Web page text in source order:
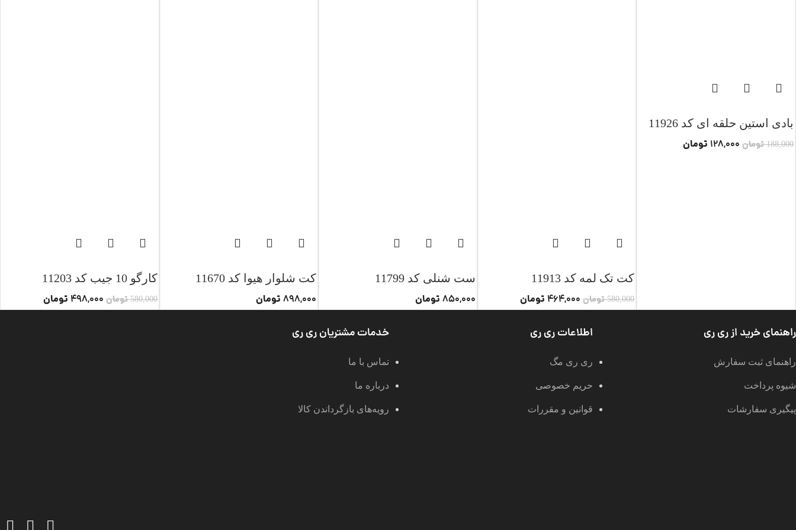
بادی استین حلقه ای کد 11926
188,000 تومان 128,000 تومان
کت تک لمه کد 11913
580,000 تومان 464,000 تومان
ست شنلی کد 11799
850,000 تومان
کت شلوار هیوا کد 11670
898,000 تومان
کارگو 10 جیب کد 11203
580,000 تومان 498,000 تومان
راهنمای خرید از ری ری
راهنمای ثبت سفارش
شیوه پرداخت
پیگیری سفارشات
اطلاعات ری ری
ری ری مگ
حریم خصوصی
قوانین و مقررات
خدمات مشتریان ری ری
تماس با ما
درباره ما
رویه‌های بازگرداندن کالا